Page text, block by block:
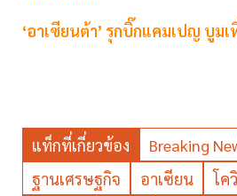
‘อาเซียนต้า’ รุกบิ๊กแคมเปญ บูม
แท็กที่เกี่ยวข้อง Breaking
ฐานเศรษฐกิจ
อาเซียน
โค